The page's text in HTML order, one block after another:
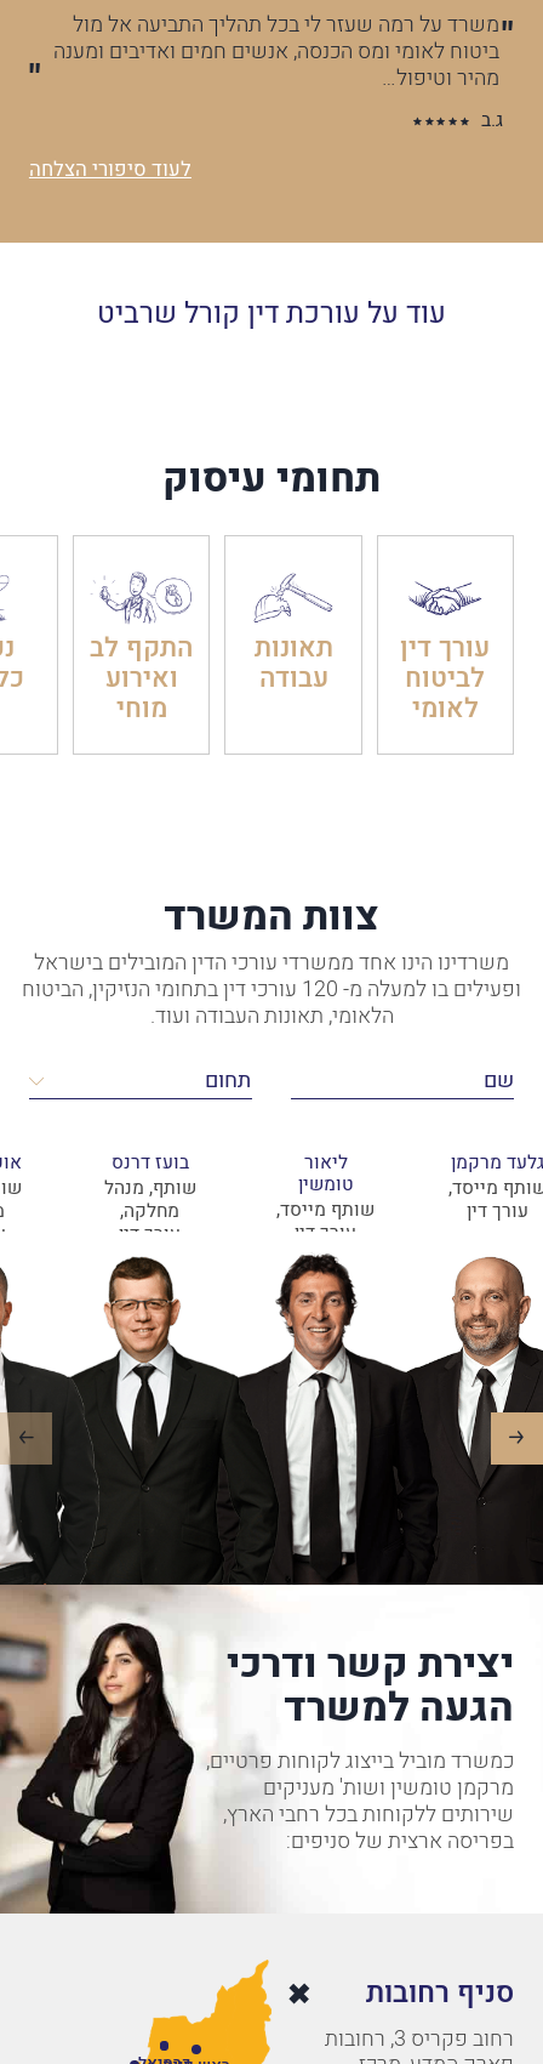
בכל תהליך התביעה אל מול
אנשים חמים ואדיבים ומענה
עו"ד קורל שרביט ליוותה
קשובה ותומכת. תמיד הייתה
לעוד סיפורי הצלחה
עוד על עורכת דין קורל שרביט
תחומי עיסוק
עורך דין
לביטוח
לאומי
תאונות
עבודה
התקף לב
ואירוע
מוחי
צוות המשרד
משרדינו הינו אחד ממשרדי עורכי הדין המובילים בישראל
ופעילים בו למעלה מ- 120 עורכי דין בתחומי הנזיקין, הביטוח
הלאומי, תאונות העבודה ועוד.
גלעד מרקמן
מייסד,
עורך דין
ליאור
טומשין
שותף מייסד,
עורך דין
בועז דרנס
שותף, מנהל
מחלקה,
עורך דין
יצירת קשר ודרכי
הגעה למשרד
כמשרד מוביל בייצוג לקוחות פרטיים,
מרקמן טומשין ושות' מעניקים
שירותים ללקוחות בכל רחבי הארץ,
בפריסה ארצית של סניפים:
סניף רחובות
רחוב פקריס 3, רחובות